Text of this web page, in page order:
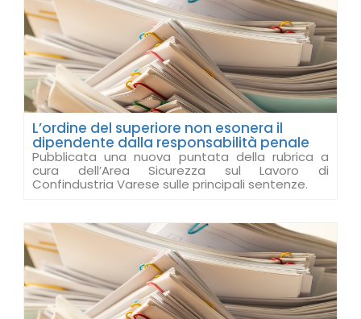
L’ordine del superiore non esonera il
dipendente dalla responsabilità penale
Pubblicata una nuova puntata della rubrica a
cura dell’Area Sicurezza sul Lavoro di
Confindustria Varese sulle principali sentenze.